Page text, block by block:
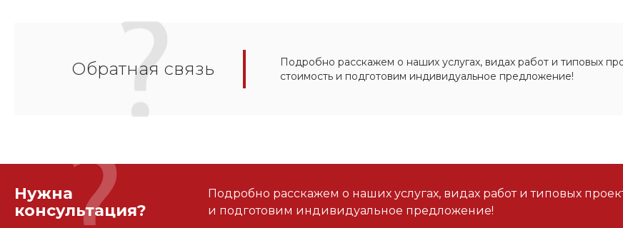
Обратная связь
Подробно расскажем о наших услугах, видах работ и типовых
стоимость и подготовим индивидуальное предложение!
Нужна
консультация?
Подробно расскажем о наших услугах, видах работ и типовых
и подготовим индивидуальное предложение!